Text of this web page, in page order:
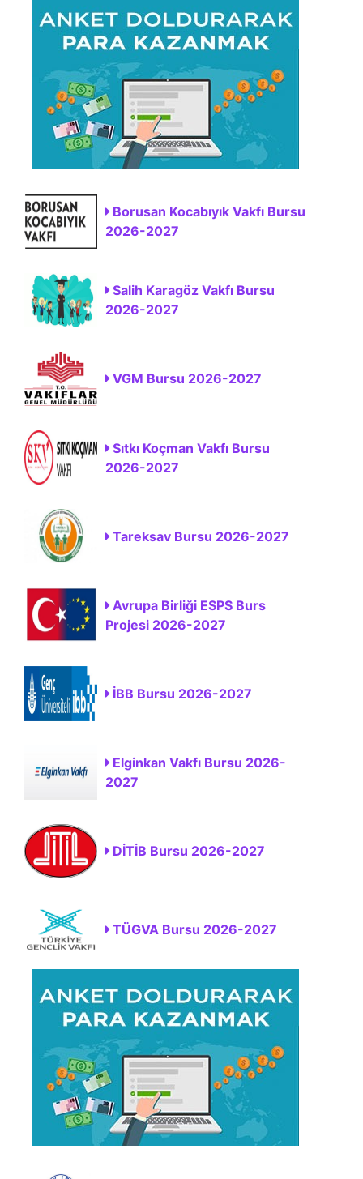
Borusan Kocabıyık Vakfı Bursu
2026-2027
Salih Karagöz Vakfı Bursu
2026-2027
VGM Bursu 2026-2027
Sıtkı Koçman Vakfı Bursu
2026-2027
Tareksav Bursu 2026-2027
Avrupa Birliği ESPS Burs
Projesi 2026-2027
İBB Bursu 2026-2027
Elginkan Vakfı Bursu 2026-
2027
DİTİB Bursu 2026-2027
TÜGVA Bursu 2026-2027